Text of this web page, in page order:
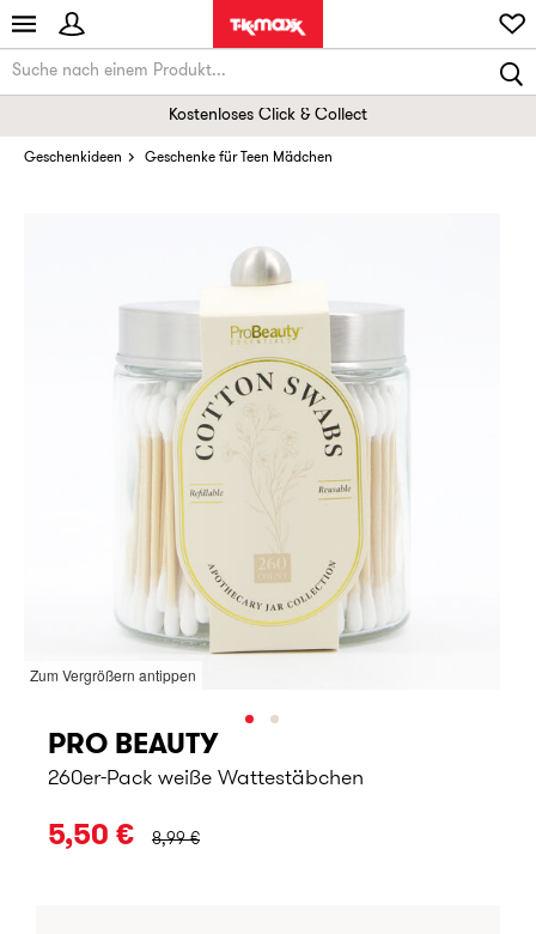
Kostenloses Click & Collect
Geschenkideen Geschenke für Teen Mädchen
Zum Vergrößern antippen
PRO BEAUTY
260er-Pack weiße Wattestäbchen
5,50 € URSPRÜNGLICHER PREIS:
8,99 €